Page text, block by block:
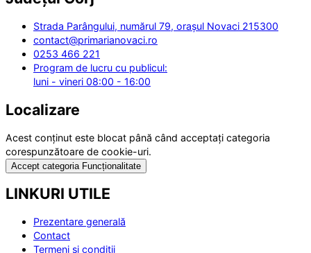
Strada Parângului, numărul 79, orașul Novaci 215300
contact@primarianovaci.ro
0253 466 221
Program de lucru cu publicul:
luni - vineri 08:00 - 16:00
Localizare
Acest conținut este blocat până când acceptați categoria
corespunzătoare de cookie-uri.
Accept categoria Funcționalitate
LINKURI UTILE
Prezentare generală
Contact
Termeni și condiții